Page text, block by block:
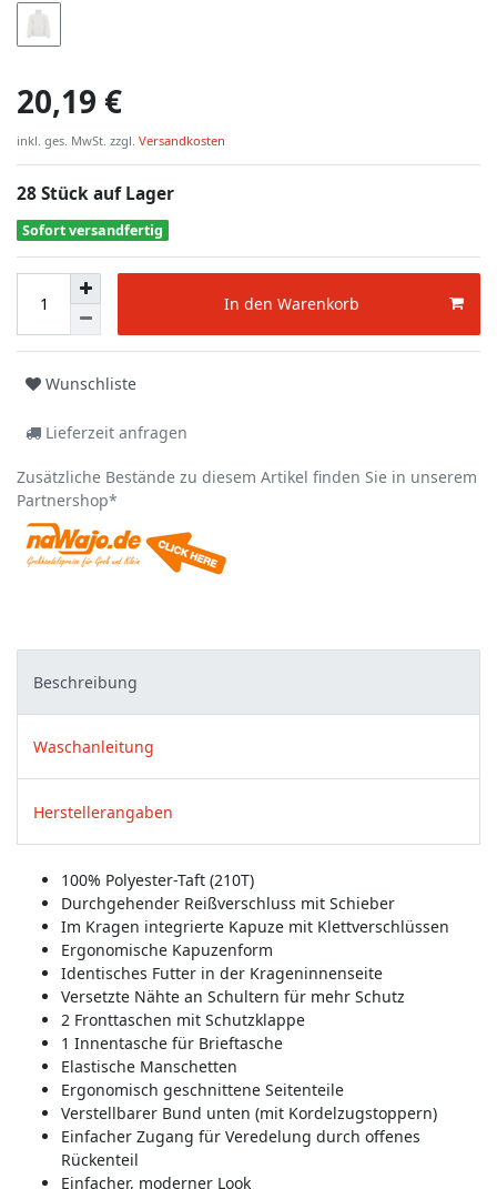
20,19 €
inkl. ges. MwSt. zzgl. Versandkosten
28 Stück auf Lager
Sofort versandfertig
In den Warenkorb
Wunschliste
Lieferzeit anfragen
Zusätzliche Bestände zu diesem Artikel finden Sie in unserem
Partnershop*
Beschreibung
Waschanleitung
Herstellerangaben
100% Polyester-Taft (210T)
Durchgehender Reißverschluss mit Schieber
Im Kragen integrierte Kapuze mit Klettverschlüssen
Ergonomische Kapuzenform
Identisches Futter in der Krageninnenseite
Versetzte Nähte an Schultern für mehr Schutz
2 Fronttaschen mit Schutzklappe
1 Innentasche für Brieftasche
Elastische Manschetten
Ergonomisch geschnittene Seitenteile
Verstellbarer Bund unten (mit Kordelzugstoppern)
Einfacher Zugang für Veredelung durch offenes
Rückenteil
Einfacher, moderner Look